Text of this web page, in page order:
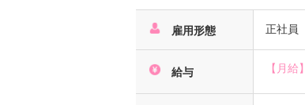
雇用形態 正社員
給与 【月給】